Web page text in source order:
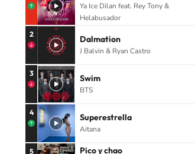
Ya Ice Dilan feat. Rey Tony &
Helabusador
2 Dalmation
J Balvin & Ryan Castro
3 Swim
BTS
4 Superestrella
Aitana
5 Pico y chao